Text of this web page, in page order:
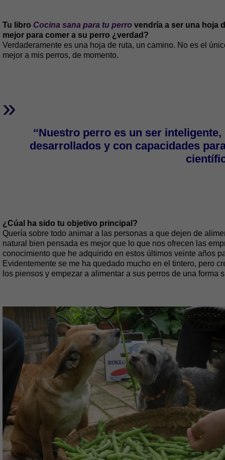
Tu libro Cocina sana para tu perro vendría a ser una hoja
mejor para comer a su perro ¿verdad?
Verdaderamente es una hoja de ruta, un camino. No es el
mejor a mis perros, de momento.
»
‘‘Nuestro perro es un ser
desarrollados y con capacidades
¿Cúal ha sido tu objetivo principal?
Quería sobre todo animar a las personas a que dejen de
natural bien pensada es mejor que lo que nos ofrecen las
conocimiento que he adquirido en estos últimos veinte años
Evidentemente se me ha quedado mucho en el tintero, pero
los piensos y empezar a alimentar a sus perros de una forma